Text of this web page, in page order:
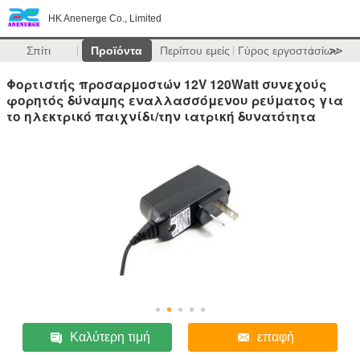
HK Anenerge Co., Limited
Σπίτι Προϊόντα Περίπου εμείς Γύρος εργοστασίων
>>
Φορτιστής προσαρμοστών 12V 120Watt συνεχούς
φορητός δύναμης εναλλασσόμενου ρεύματος για
το ηλεκτρικό παιχνίδι/την ιατρική δυνατότητα
Καλύτερη τιμή επαφή